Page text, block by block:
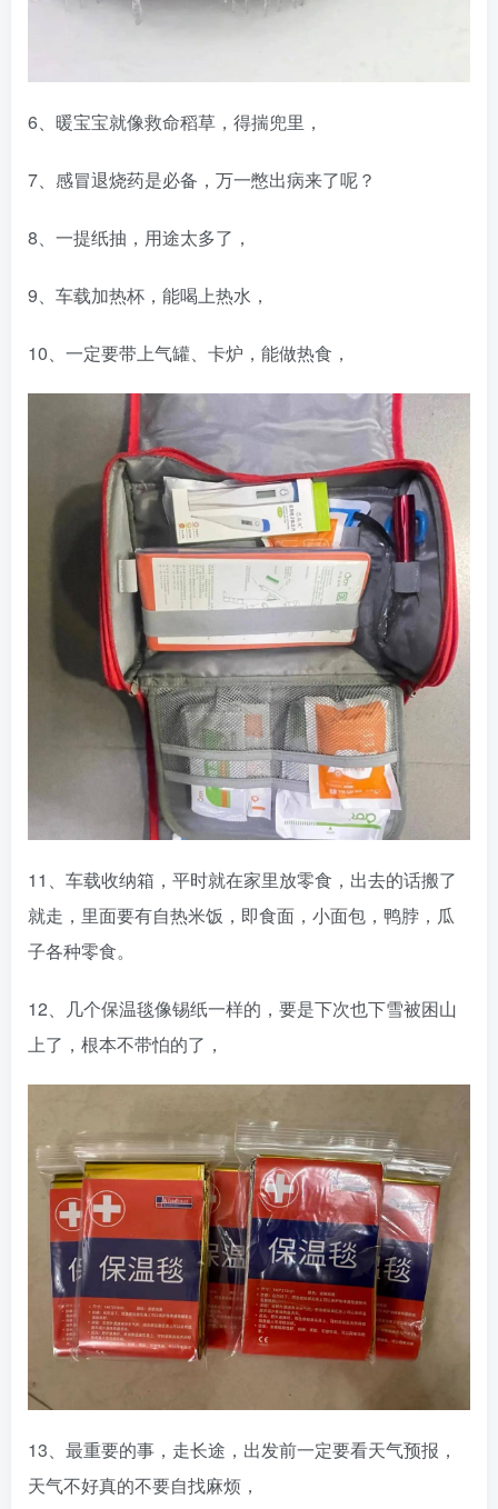
6、暖宝宝就像救命稻草，得揣兜里，
7、感冒退烧药是必备，万一憋出病来了呢？
8、一提纸抽，用途太多了，
9、车载加热杯，能喝上热水，
10、一定要带上气罐、卡炉，能做热食，
11、车载收纳箱，平时就在家里放零食，出去的话搬了
就走，里面要有自热米饭，即食面，小面包，鸭脖，瓜
子各种零食。
12、几个保温毯像锡纸一样的，要是下次也下雪被困山
上了，根本不带怕的了，
13、最重要的事，走长途，出发前一定要看天气预报，
天气不好真的不要自找麻烦，